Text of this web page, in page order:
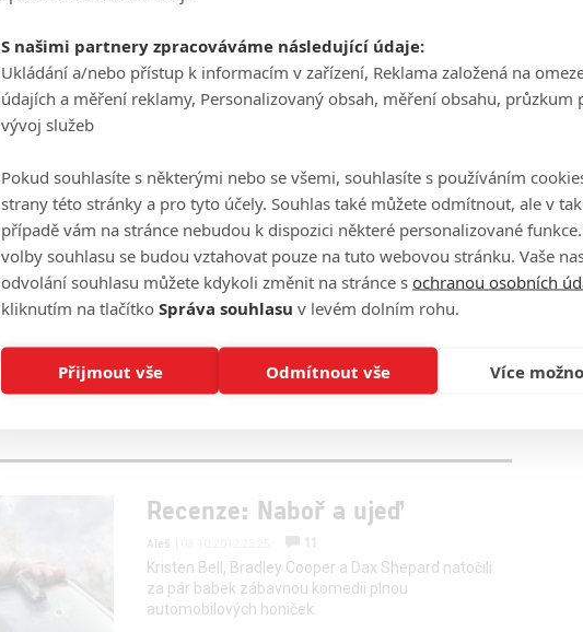
Lupin: Pět důvodů, proč je z
tuctového seriálu globální
megahit
Hvězda Nedotknutelných Omar
uhranout divákům po celém
světě, i když je seriál ve
Aktuální přehled obnovených i
zrušených seriálů
Utopie, Zámek a klíč, Industry,
Některé seriály to mají
spočítané, jiné budou
Recenze: Naboř a ujeď
Aleš
11
Kristen Bell, Bradley Cooper a Dax Shepard natočili
za pár babek zábavnou komedii plnou
automobilových honiček.
S našimi partnery zpracováváme následující údaje:
Ukládání a/nebo přístup k informacím v zařízení, Reklama založená na
údajích a měření reklamy, Personalizovaný obsah, měření obsahu, průzkum
vývoj služeb
Pokud souhlasíte s některými nebo se všemi, souhlasíte s používáním
strany této stránky a pro tyto účely. Souhlas také můžete odmítnout, ale v
případě vám na stránce nebudou k dispozici některé personalizované funkce.
volby souhlasu se budou vztahovat pouze na tuto webovou stránku. Vaše
odvolání souhlasu můžete kdykoli změnit na stránce s ochranou osobních
kliknutím na tlačítko Správa souhlasu v levém dolním rohu.
Přijmout vše Odmítnout vše Více